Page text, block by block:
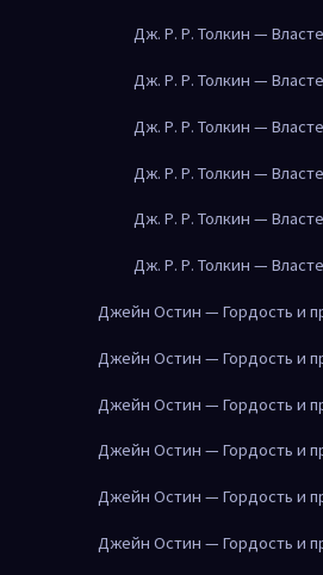
Дж. Р. Р. Толкин —
Дж. Р. Р. Толкин —
Дж. Р. Р. Толкин —
Дж. Р. Р. Толкин —
Дж. Р. Р. Толкин —
Дж. Р. Р. Толкин —
Джейн Остин — Гордость и
Джейн Остин — Гордость и
Джейн Остин — Гордость и
Джейн Остин — Гордость и
Джейн Остин — Гордость и
Джейн Остин — Гордость и